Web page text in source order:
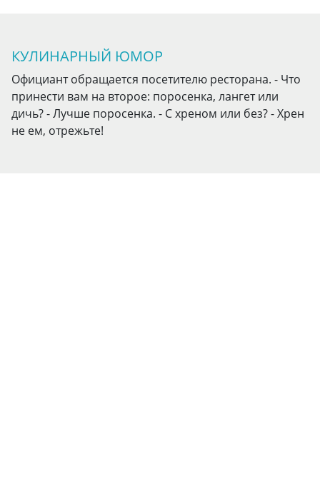
КУЛИНАРНЫЙ ЮМОР
Официант обращается посетителю ресторана. - Что
принести вам на второе: поросенка, лангет или
дичь? - Лучше поросенка. - С хреном или без? - Хрен
не ем, отрежьте!